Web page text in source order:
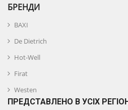
БРЕНДИ
BAXI
De Dietrich
Hot-Well
Firat
Westen
ПРЕДСТАВЛЕНО В УСІХ